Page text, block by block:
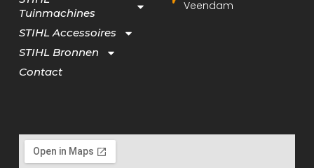
Tuinmachines
STIHL Accessoires
STIHL Bronnen
Contact
Veendam